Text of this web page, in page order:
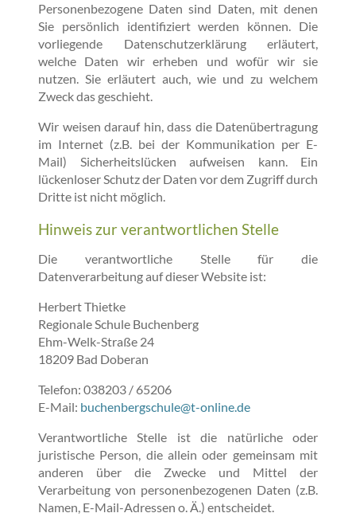
Personenbezogene Daten sind Daten, mit denen
Sie persönlich identifiziert werden können. Die
vorliegende Datenschutzerklärung erläutert,
welche Daten wir erheben und wofür wir sie
nutzen. Sie erläutert auch, wie und zu welchem
Zweck das geschieht.
Wir weisen darauf hin, dass die Datenübertragung
im Internet (z.B. bei der Kommunikation per E-
Mail) Sicherheitslücken aufweisen kann. Ein
lückenloser Schutz der Daten vor dem Zugriff durch
Dritte ist nicht möglich.
Hinweis zur verantwortlichen Stelle
Die verantwortliche Stelle für die
Datenverarbeitung auf dieser Website ist:
Herbert Thietke
Regionale Schule Buchenberg
Ehm-Welk-Straße 24
18209 Bad Doberan
Telefon: 038203 / 65206
E-Mail: buchenbergschule@t-online.de
Verantwortliche Stelle ist die natürliche oder
juristische Person, die allein oder gemeinsam mit
anderen über die Zwecke und Mittel der
Verarbeitung von personenbezogenen Daten (z.B.
Namen, E-Mail-Adressen o. Ä.) entscheidet.